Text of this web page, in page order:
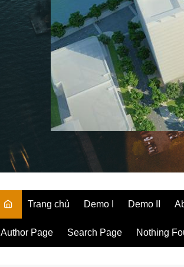
Trang chủ Demo I Demo II
Author Page Search Page Nothing